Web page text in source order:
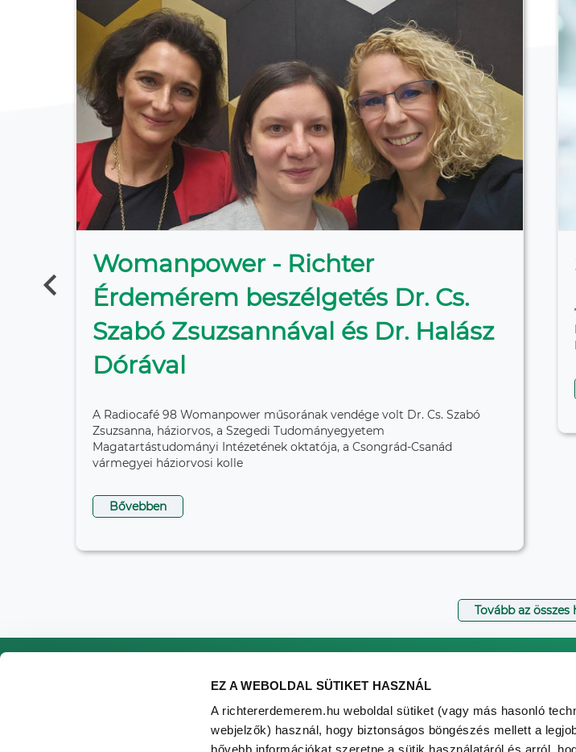
EZ A WEBOLDAL SÜTIKET HASZNÁL
A richtererdemerem.hu weboldal sütiket (vagy más hasonló
webjelzők) használ, hogy biztonságos böngészés mellett a
Womanpower - Richter
Érdemérem beszélgetés Dr. Cs.
Szabó Zsuzsannával és Dr. Halász
Dórával
A Radiocafé 98 Womanpower műsorának vendége volt Dr. Cs. Szabó
Zsuzsanna, háziorvos, a Szegedi Tudományegyetem
Magatartástudományi Intézetének oktatója, a Csongrád-Csanád
vármegyei háziorvosi kolle
Bővebben
Tovább az összes